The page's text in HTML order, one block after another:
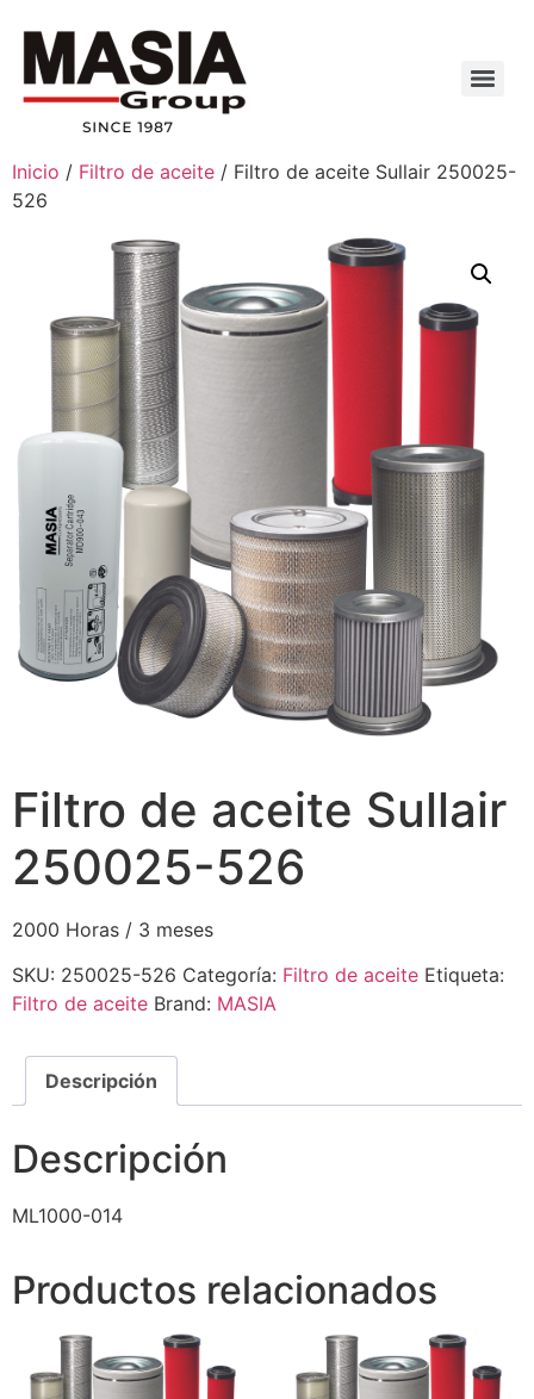
Inicio / Filtro de aceite / Filtro de aceite Sullair 250025-
526
Filtro de aceite Sullair
250025-526
2000 Horas / 3 meses
SKU: 250025-526 Categoría: Filtro de aceite Etiqueta:
Filtro de aceite Brand: MASIA
Descripción
Descripción
ML1000-014
Productos relacionados